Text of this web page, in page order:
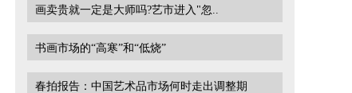
画卖贵就一定是大师吗?艺市进入"忽..
书画市场的“高寒”和“低烧”
春拍报告：中国艺术品市场何时走出调整期